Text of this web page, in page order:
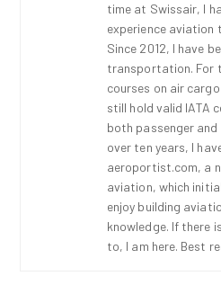
time at Swissair, I
experience aviation
Since 2012, I have
transportation. For
courses on air
still hold valid IATA
both passenger
over ten years, I
aeroportist.com, a
aviation, which
enjoy building
knowledge. If there
to, I am here. Best